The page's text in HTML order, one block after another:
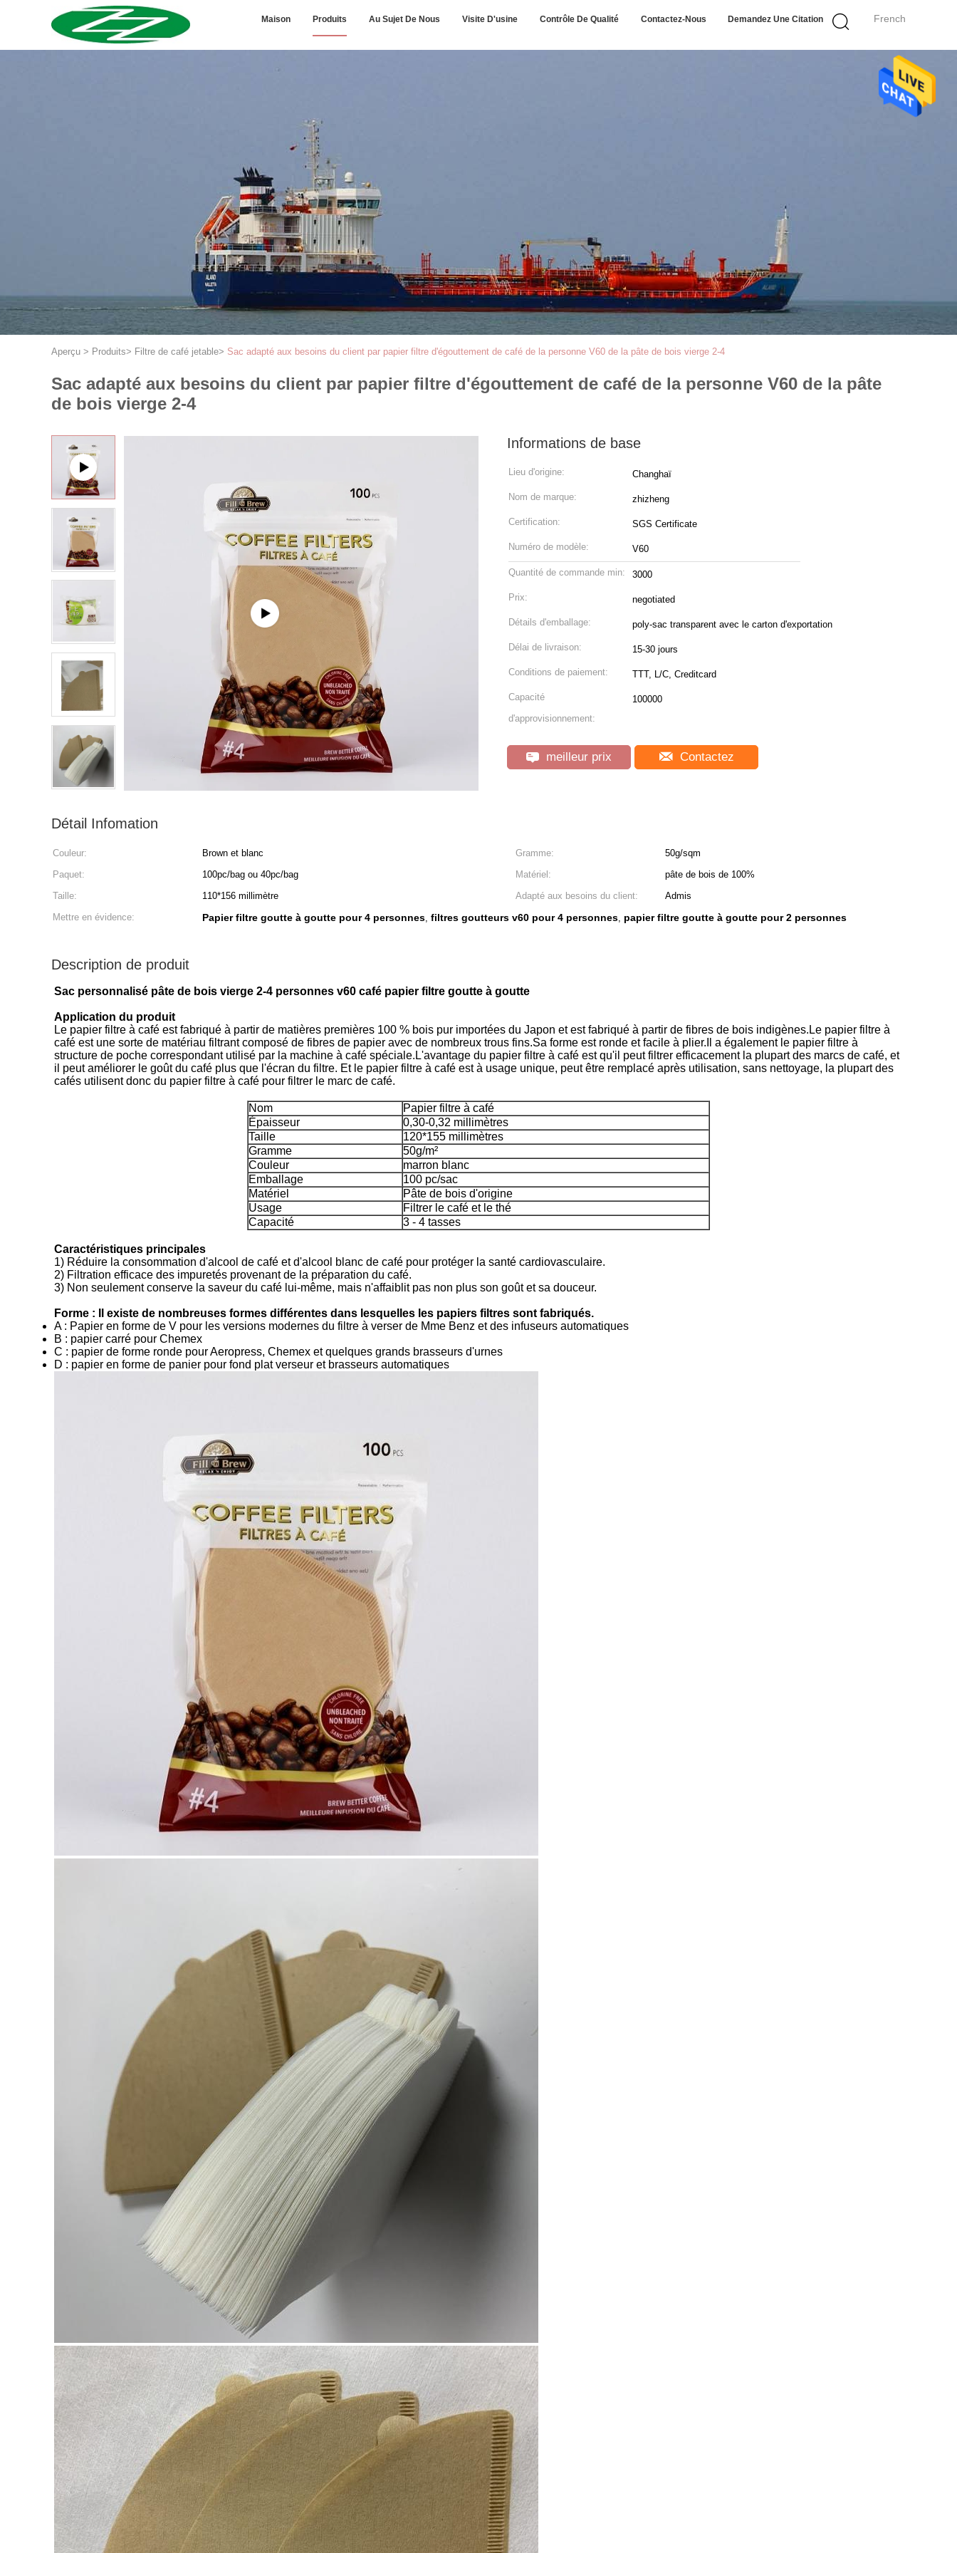
French
Maison Produits Au Sujet De Nous Visite D'usine Contrôle De Qualité Contactez-Nous Demandez Une Citation
Aperçu > Produits> Filtre de café jetable> Sac adapté aux besoins du client par papier filtre d'égouttement de café de la personne V60 de la pâte de bois vierge 2-4
Sac adapté aux besoins du client par papier filtre d'égouttement de café de la personne V60 de la pâte
de bois vierge 2-4
Informations de base
Lieu d'origine: Changhaï
Nom de marque: zhizheng
Certification: SGS Certificate
Numéro de modèle: V60
Quantité de commande min: 3000
Prix: negotiated
Détails d'emballage: poly-sac transparent avec le carton d'exportation
Délai de livraison: 15-30 jours
Conditions de paiement: TTT, L/C, Creditcard
Capacité
d'approvisionnement:
100000
meilleur prix Contactez
Détail Infomation
Couleur: Brown et blanc Gramme:
50g/sqm
Paquet:
100pc/bag ou 40pc/bag Matériel:
pâte de bois de 100%
Taille:
110*156 millimètre Adapté aux besoins du client:
Admis
Mettre en évidence:
Papier filtre goutte à goutte pour 4 personnes, filtres goutteurs v60 pour 4 personnes, papier filtre goutte à goutte pour 2 personnes
Description de produit
Sac personnalisé pâte de bois vierge 2-4 personnes v60 café papier filtre goutte à goutte
Application du produit
Le papier filtre à café est fabriqué à partir de matières premières 100 % bois pur importées du Japon et est fabriqué à partir de fibres de bois indigènes.Le papier filtre à
café est une sorte de matériau filtrant composé de fibres de papier avec de nombreux trous fins.Sa forme est ronde et facile à plier.Il a également le papier filtre à
structure de poche correspondant utilisé par la machine à café spéciale.L'avantage du papier filtre à café est qu'il peut filtrer efficacement la plupart des marcs de café, et
il peut améliorer le goût du café plus que l'écran du filtre. Et le papier filtre à café est à usage unique, peut être remplacé après utilisation, sans nettoyage, la plupart des
cafés utilisent donc du papier filtre à café pour filtrer le marc de café.
Nom
Papier filtre à café
Épaisseur
0,30-0,32 millimètres
Taille
120*155 millimètres
Gramme
50g/m²
Couleur
marron blanc
Emballage
100 pc/sac
Matériel
Pâte de bois d'origine
Usage
Filtrer le café et le thé
Capacité
3 - 4 tasses
Caractéristiques principales
1) Réduire la consommation d'alcool de café et d'alcool blanc de café pour protéger la santé cardiovasculaire.
2) Filtration efficace des impuretés provenant de la préparation du café.
3) Non seulement conserve la saveur du café lui-même, mais n'affaiblit pas non plus son goût et sa douceur.
Forme : Il existe de nombreuses formes différentes dans lesquelles les papiers filtres sont fabriqués.
A : Papier en forme de V pour les versions modernes du filtre à verser de Mme Benz et des infuseurs automatiques
B : papier carré pour Chemex
C : papier de forme ronde pour Aeropress, Chemex et quelques grands brasseurs d'urnes
D : papier en forme de panier pour fond plat verseur et brasseurs automatiques